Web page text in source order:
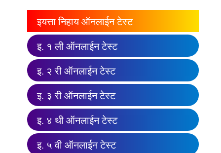
इयत्ता निहाय ऑनलाईन टेस्ट
इ. १ ली ऑनलाईन टेस्ट
इ. २ री ऑनलाईन टेस्ट
इ. ३ री ऑनलाईन टेस्ट
इ. ४ थी ऑनलाईन टेस्ट
इ. ५ वी ऑनलाईन टेस्ट